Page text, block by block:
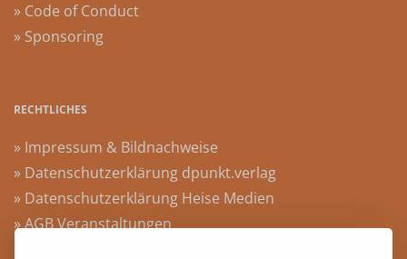
» Code of Conduct
» Sponsoring
RECHTLICHES
» Impressum & Bildnachweise
» Datenschutzerklärung dpunkt.verlag
» Datenschutzerklärung Heise Medien
» AGB Veranstaltungen